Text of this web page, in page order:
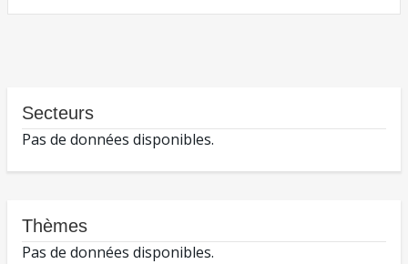
Secteurs
Pas de données disponibles.
Thèmes
Pas de données disponibles.